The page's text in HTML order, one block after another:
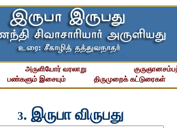
அருளியோர் வரலாறு
பண்களும் இசையும் திருமுறைக் கட்டுரைகள்
3. இருபா விருபது